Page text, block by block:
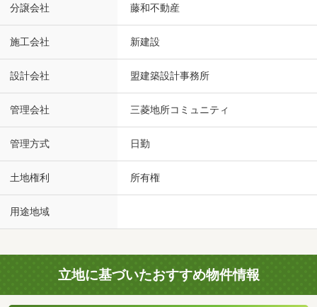
分譲会社 藤和不動産
施工会社 新建設
設計会社 盟建築設計事務所
管理会社 三菱地所コミュニティ
管理方式 日勤
土地権利 所有権
用途地域
立地に基づいたおすすめ物件情報